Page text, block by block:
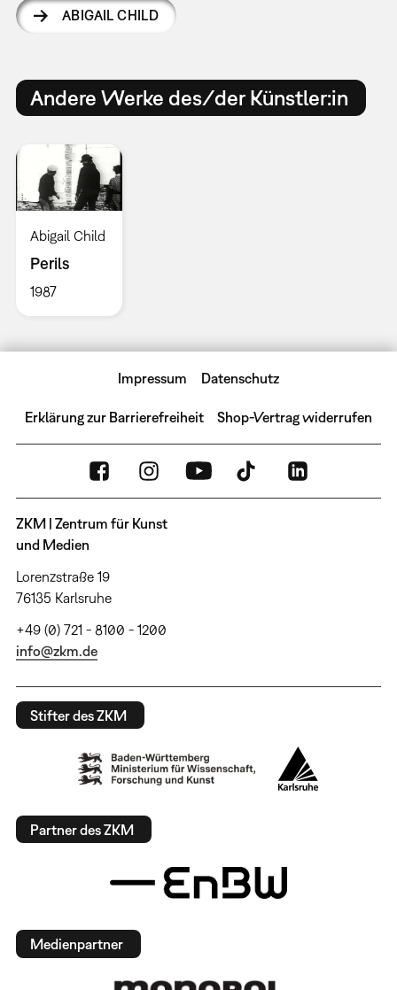
ABIGAIL CHILD
Andere Werke des/der Künstler:in
Abigail Child
Perils
1987
Impressum Datenschutz
Erklärung zur Barrierefreiheit Shop-Vertrag widerrufen
ZKM | Zentrum für Kunst
und Medien
Lorenzstraße 19
76135 Karlsruhe
+49 (0) 721 - 8100 - 1200
info@zkm.de
Stifter des ZKM
Partner des ZKM
Medienpartner